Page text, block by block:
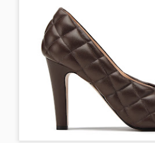
Sonbahar bizlere kendini, düşen hava
kahverengi bir doğa ile iyice belli etti.
tatilimden kalan tatlı bir bronzluk
sevdiğim beyaz ten kırmızı/bordo
bronz ve doğal tonlarda makyajlarla bu
Siz de buna benzer bir makyaj
ürünlere mutlaka göz atın :)
Bougatsa - Selanik Böreği